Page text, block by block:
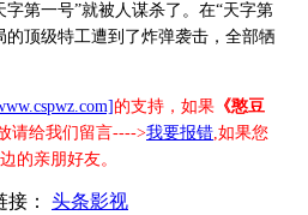
第一号”就被人谋杀了。在“天字第
的顶级特工遭到了炸弹袭击，全部牺
的支持，如果 《憨豆
请给我们留言---->我要报错,如果您
的亲朋好友。
接： 头条影视